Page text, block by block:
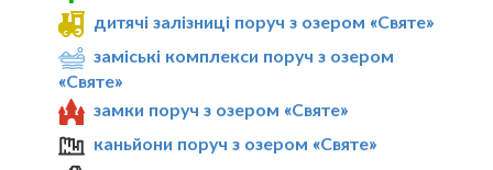
дитячі залізниці поруч з озером «Святе»
заміські комплекси поруч з озером
«Святе»
замки поруч з озером «Святе»
каньйони поруч з озером «Святе»